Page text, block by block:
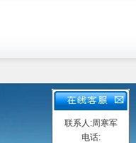
联系人:周寒军
电话: